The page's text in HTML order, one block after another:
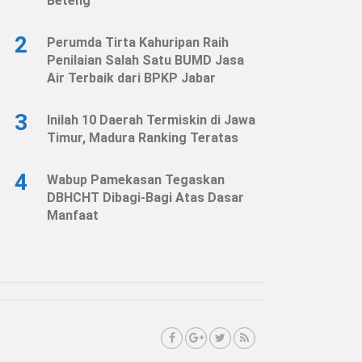
2
Perumda Tirta Kahuripan Raih
Penilaian Salah Satu BUMD Jasa
Air Terbaik dari BPKP Jabar
3
Inilah 10 Daerah Termiskin di Jawa
Timur, Madura Ranking Teratas
4
Wabup Pamekasan Tegaskan
DBHCHT Dibagi-Bagi Atas Dasar
Manfaat